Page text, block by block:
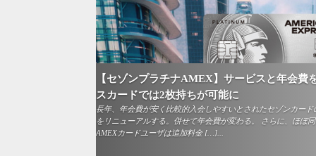
【セゾンプラチナAMEX】サービスと年会
スカードでは2枚持ちが可能に
長年、年会費が安く比較的入会しやすいとされたセゾンカー
をリニューアルする。併せて年会費が変わる。 さらに、ほぼ
AMEXカードユーザは追加料金 […]...